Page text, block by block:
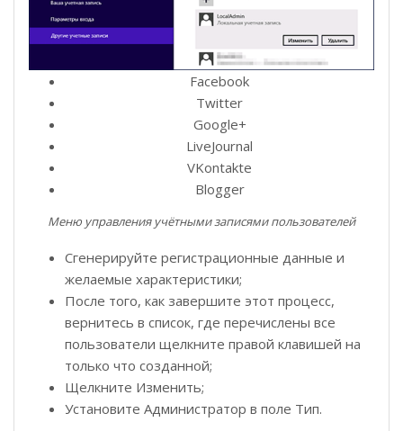
Facebook
Twitter
Google+
LiveJournal
VKontakte
Blogger
Меню управления учётными записями пользователей
Сгенерируйте регистрационные данные и
желаемые характеристики;
После того, как завершите этот процесс,
вернитесь в список, где перечислены все
пользователи щелкните правой клавишей на
только что созданной;
Щелкните Изменить;
Установите Администратор в поле Тип.